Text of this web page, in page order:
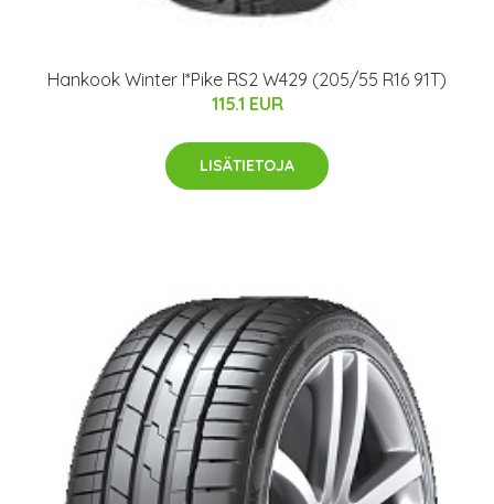
Hankook Winter I*Pike RS2 W429 (205/55 R16 91T)
115.1 EUR
LISÄTIETOJA